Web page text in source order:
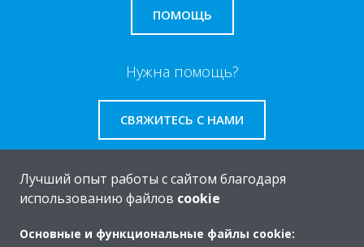
ПОМОЩЬ
Нужна помощь?
СВЯЖИТЕСЬ С НАМИ
Лучший опыт работы с сайтом благодаря
использованию файлов cookie
Основные и функциональные файлы cookie: